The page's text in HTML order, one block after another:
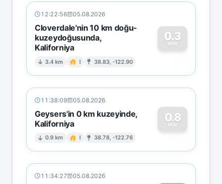
12:22:56 05.08.2026
Cloverdale'nin 10 km doğu-
kuzeydoğusunda,
Kaliforniya
3.4 km I 38.83, -122.90
0.3
MW
0
11:38:09 05.08.2026
Geysers'in 0 km kuzeyinde,
Kaliforniya
0.9 km I 38.78, -122.76
0.8
MW
0
11:34:27 05.08.2026